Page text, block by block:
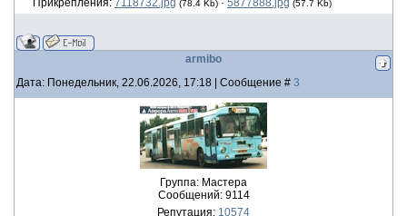
Прикрепления: 7118732.jpg (78.4 Kb) · 5877888.jpg (57.7 Kb)
armibo
Дата: Понедельник, 22.06.2026, 17:18 | Сообщение # 3
Группа: Мастера
Сообщений: 9114
Репутация: 10574